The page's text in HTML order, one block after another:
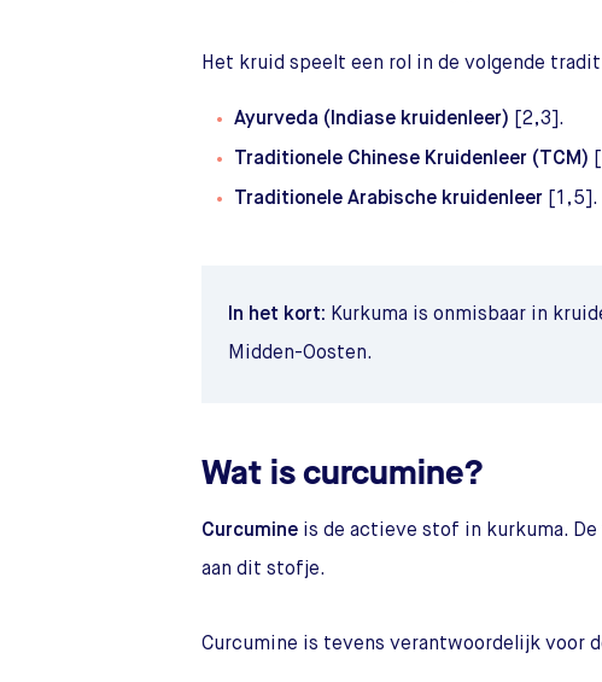
Het kruid speelt een rol in de volgende
Ayurveda (Indiase kruidenleer) [2,3].
Traditionele Chinese Kruidenleer (TCM)
Traditionele Arabische kruidenleer [1,5].
In het kort: Kurkuma is onmisbaar in
Midden-Oosten.
Wat is curcumine?
Curcumine is de actieve stof in kurkuma. De
aan dit stofje.
Curcumine is tevens verantwoordelijk voor